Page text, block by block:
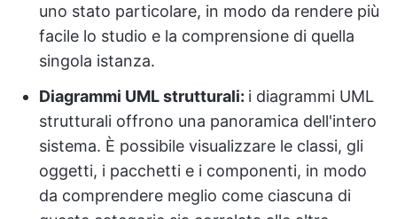
uno stato particolare, in modo da rendere più
facile lo studio e la comprensione di quella
singola istanza.
Diagrammi UML strutturali: i diagrammi UML
strutturali offrono una panoramica dell'intero
sistema. È possibile visualizzare le classi, gli
oggetti, i pacchetti e i componenti, in modo
da comprendere meglio come ciascuna di